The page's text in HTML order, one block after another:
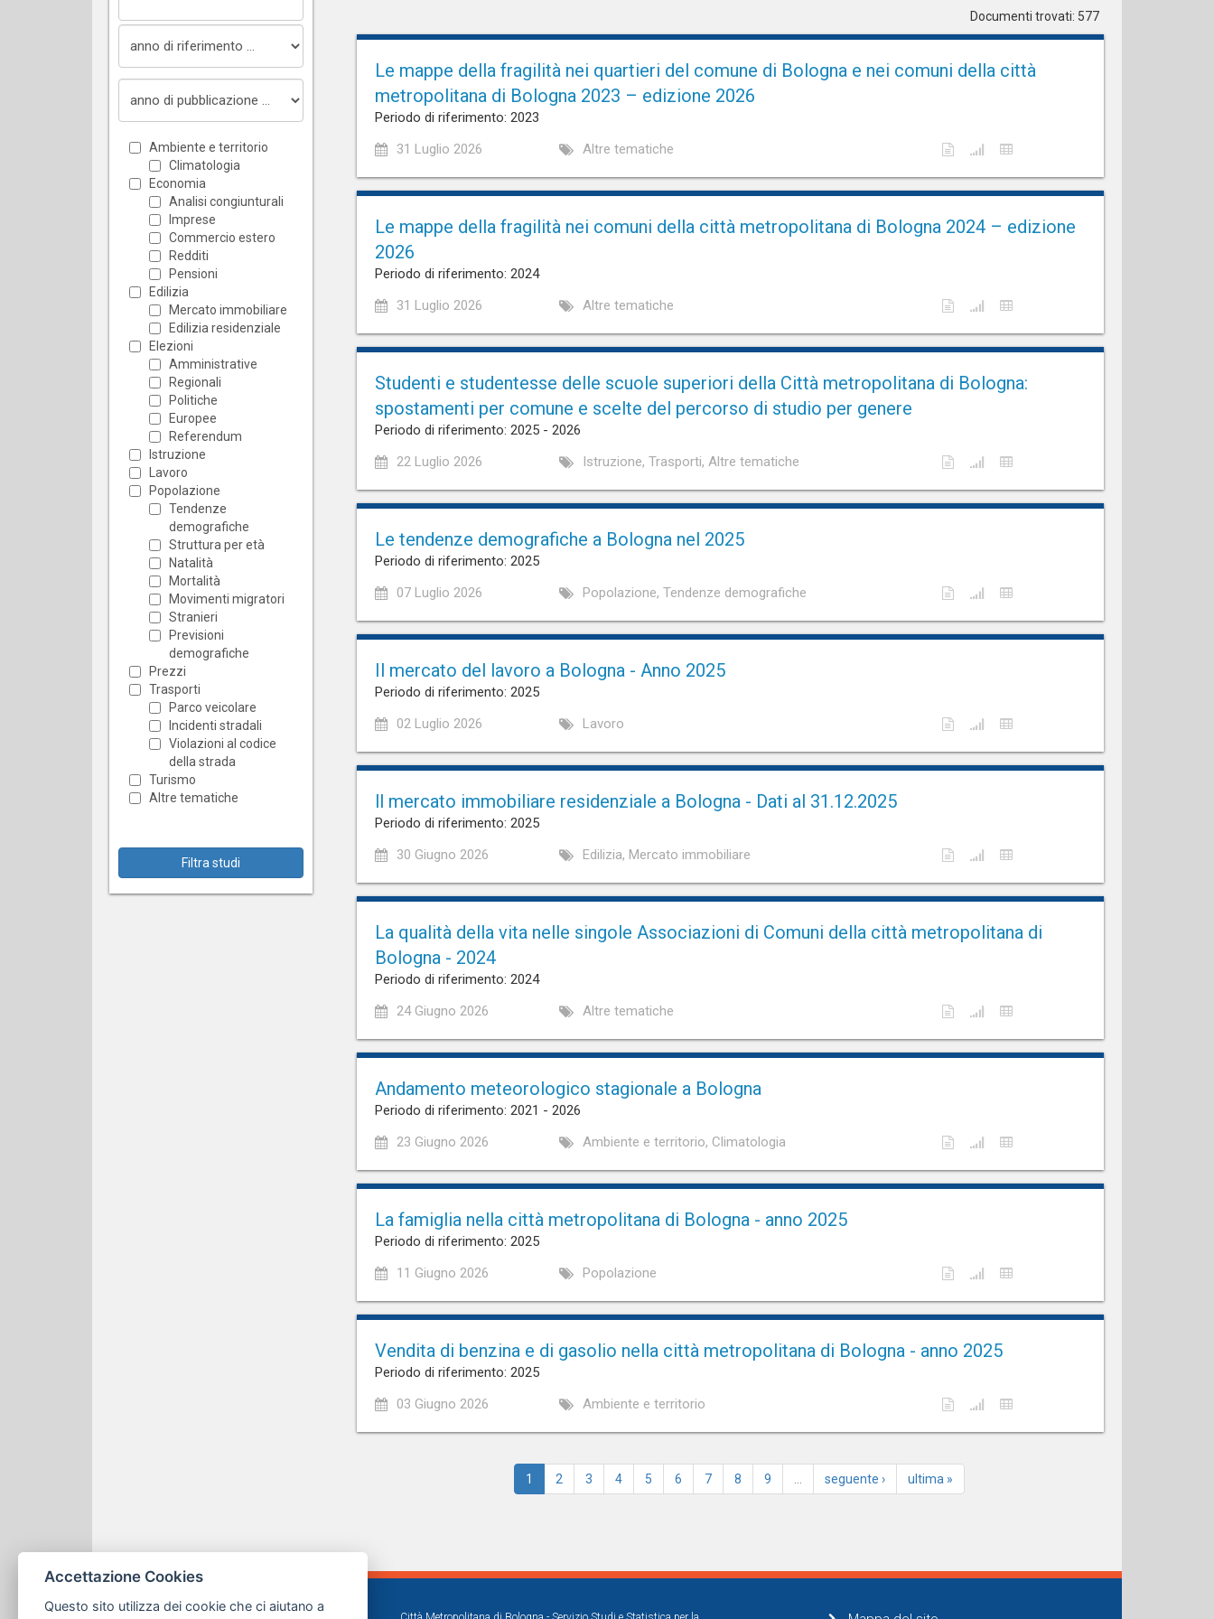
Ambiente e territorio
Climatologia
Economia
Analisi congiunturali
Imprese
Commercio estero
Redditi
Pensioni
Edilizia
Mercato immobiliare
Edilizia residenziale
Elezioni
Amministrative
Regionali
Politiche
Europee
Referendum
Istruzione
Lavoro
Popolazione
Tendenze
demografiche
Struttura per età
Natalità
Mortalità
Movimenti migratori
Stranieri
Previsioni
demografiche
Prezzi
Trasporti
Parco veicolare
Incidenti stradali
Violazioni al codice
della strada
Turismo
Altre tematiche
Filtra studi
Documenti trovati: 577
Le mappe della fragilità nei quartieri del comune di Bologna e nei comuni della città
metropolitana di Bologna 2023 – edizione 2026
Periodo di riferimento: 2023
31 Luglio 2026
Altre tematiche
Le mappe della fragilità nei comuni della città metropolitana di Bologna 2024 – edizione
2026
Periodo di riferimento: 2024
31 Luglio 2026
Altre tematiche
Studenti e studentesse delle scuole superiori della Città metropolitana di Bologna:
spostamenti per comune e scelte del percorso di studio per genere
Periodo di riferimento: 2025 - 2026
22 Luglio 2026
Istruzione, Trasporti, Altre tematiche
Le tendenze demografiche a Bologna nel 2025
Periodo di riferimento: 2025
07 Luglio 2026
Popolazione, Tendenze demografiche
Il mercato del lavoro a Bologna - Anno 2025
Periodo di riferimento: 2025
02 Luglio 2026
Lavoro
ll mercato immobiliare residenziale a Bologna - Dati al 31.12.2025
Periodo di riferimento: 2025
30 Giugno 2026
Edilizia, Mercato immobiliare
La qualità della vita nelle singole Associazioni di Comuni della città metropolitana di
Bologna - 2024
Periodo di riferimento: 2024
24 Giugno 2026
Altre tematiche
Andamento meteorologico stagionale a Bologna
Periodo di riferimento: 2021 - 2026
23 Giugno 2026
Ambiente e territorio, Climatologia
La famiglia nella città metropolitana di Bologna - anno 2025
Periodo di riferimento: 2025
11 Giugno 2026
Popolazione
Vendita di benzina e di gasolio nella città metropolitana di Bologna - anno 2025
Periodo di riferimento: 2025
03 Giugno 2026
Ambiente e territorio
1 2 3 4 5 6 7 8 9 seguente › ultima »
Accettazione Cookies
Questo sito utilizza dei cookie che ci aiutano a